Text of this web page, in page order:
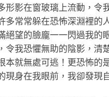
形影在窗玻璃上流動，令
多常常躲在恐怖深淵裡的
絕望的臉龐一一閃過我
令我恐懼無助的陰影，清
本就無處可逃！更恐怖的
現身在我眼前，我卻發現